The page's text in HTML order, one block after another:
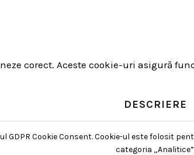
corect. Aceste cookie-uri asigură
DESCRIERE
GDPR Cookie Consent. Cookie-ul este folosit
categoria